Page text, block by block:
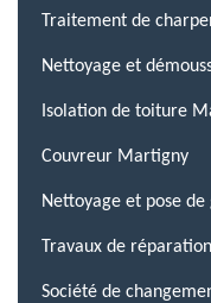
Traitement de
Nettoyage et
Isolation de toiture
Couvreur Martigny
Nettoyage et pose
Travaux de
Société de